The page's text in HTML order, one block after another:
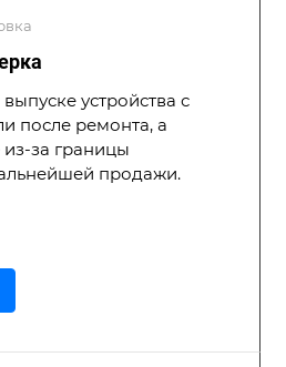
устройства с
после ремонта, а
за границы
продажи.